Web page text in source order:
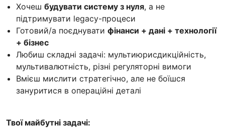
Хочеш будувати систему з нуля, а не
підтримувати legacy-процеси
Готовий/а поєднувати фінанси + дані + технології
+ бізнес
Любиш складні задачі: мультиюрисдикційність,
мультивалютність, різні регуляторні вимоги
Вмієш мислити стратегічно, але не боїшся
зануритися в операційні деталі
Твої майбутні задачі: